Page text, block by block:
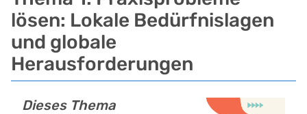
lösen: Lokale Bedürfnislagen
und globale
Herausforderungen
Dieses Thema